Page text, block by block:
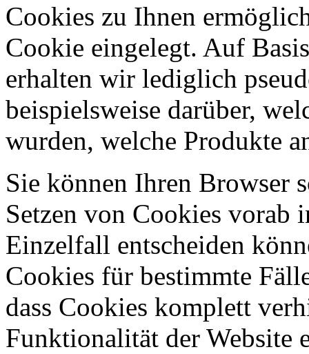
Cookies zu Ihnen
Cookie eingelegt. Auf
erhalten wir lediglich
beispielsweise darüber,
wurden, welche Produkte
Sie können Ihren Browser
Setzen von Cookies vorab
Einzelfall entscheiden
Cookies für bestimmte
dass Cookies komplett
Funktionalität der Website